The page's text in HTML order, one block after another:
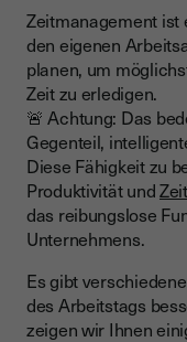
Schlusswort
Zeitmanagement ist
den eigenen
planen, um
Zeit zu erledigen.
🚨 Achtung: Das
Gegenteil,
Diese Fähigkeit zu
Produktivität und
das reibungslose
Unternehmens.
Es gibt
des Arbeitstags
zeigen wir Ihnen